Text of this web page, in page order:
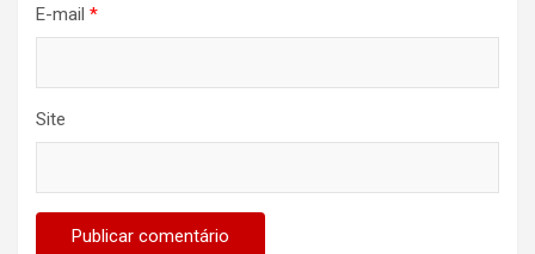
E-mail *
Site